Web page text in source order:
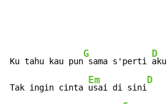
Ku tahu kau pun
G
sama s'perti
D
aku
Tak ingin cinta
Em
usai di sini
D